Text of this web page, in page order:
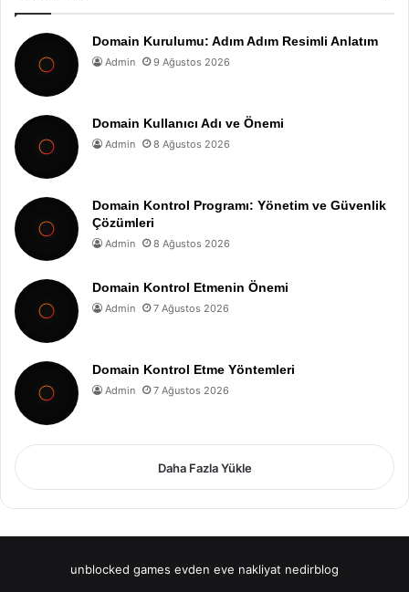
Domain Kurulumu: Adım Adım Resimli Anlatım
Admin 9 Ağustos 2026
Domain Kullanıcı Adı ve Önemi
Admin 8 Ağustos 2026
Domain Kontrol Programı: Yönetim ve Güvenlik
Çözümleri
Admin 8 Ağustos 2026
Domain Kontrol Etmenin Önemi
Admin 7 Ağustos 2026
Domain Kontrol Etme Yöntemleri
Admin 7 Ağustos 2026
Daha Fazla Yükle
unblocked games evden eve nakliyat nedirblog